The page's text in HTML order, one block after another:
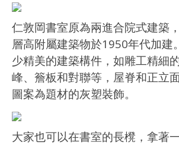
仁敦岡書室原為兩進合院式建築
層高附屬建築物於1950年代加建
少精美的建築構件，如雕工精細
峰、簷板和對聯等，屋脊和正立
圖案為題材的灰塑裝飾。
大家也可以在書室的長櫈，拿著